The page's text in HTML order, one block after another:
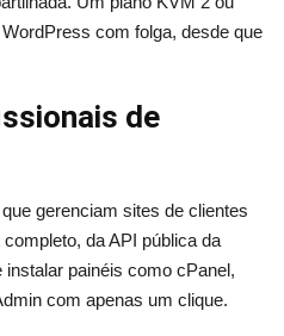
com folga, desde que
de
gerenciam sites de clientes
da API pública da
painéis como cPanel,
com apenas um clique.